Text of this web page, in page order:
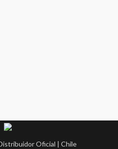
Oficial | Chile